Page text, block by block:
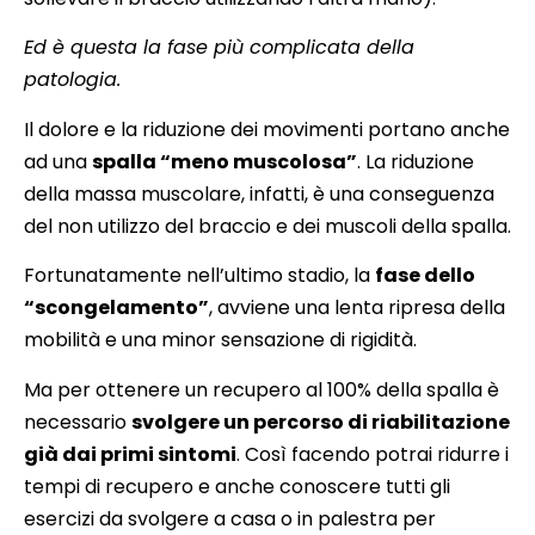
Ed è questa la fase più complicata della
patologia.
Il dolore e la riduzione dei movimenti portano anche
ad unaspalla “meno muscolosa”. La riduzione
della massa muscolare, infatti, è una conseguenza
del non utilizzo del braccio e dei muscoli della spalla.
Fortunatamente nell’ultimo stadio, la fase dello
“scongelamento”, avviene una lenta ripresa della
mobilità e una minor sensazione di rigidità.
Ma per ottenere un recupero al 100% della spalla è
necessariosvolgere un percorso di riabilitazione
già dai primi sintomi. Così facendo potrai ridurre i
tempi di recupero e anche conoscere tutti gli
esercizi da svolgere a casa o in palestra per